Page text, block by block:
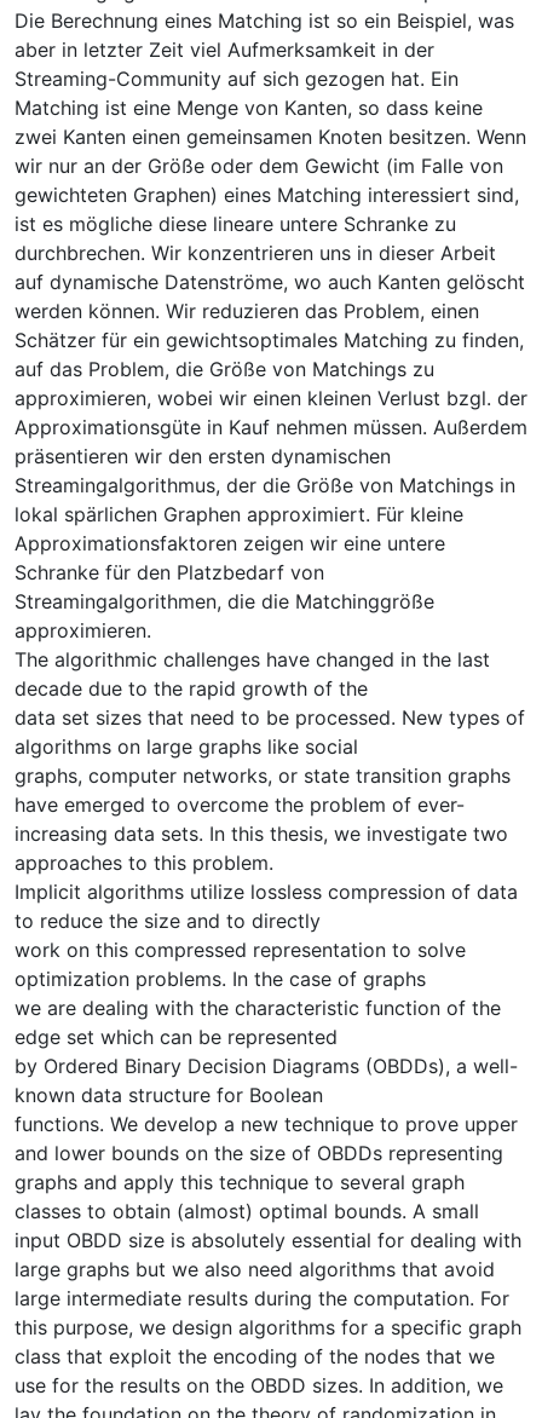
Die Berechnung eines Matching ist so ein Beispiel, was
aber in letzter Zeit viel Aufmerksamkeit in der
Streaming-Community auf sich gezogen hat. Ein
Matching ist eine Menge von Kanten, so dass keine
zwei Kanten einen gemeinsamen Knoten besitzen. Wenn
wir nur an der Größe oder dem Gewicht (im Falle von
gewichteten Graphen) eines Matching interessiert sind,
ist es mögliche diese lineare untere Schranke zu
durchbrechen. Wir konzentrieren uns in dieser Arbeit
auf dynamische Datenströme, wo auch Kanten gelöscht
werden können. Wir reduzieren das Problem, einen
Schätzer für ein gewichtsoptimales Matching zu finden,
auf das Problem, die Größe von Matchings zu
approximieren, wobei wir einen kleinen Verlust bzgl. der
Approximationsgüte in Kauf nehmen müssen. Außerdem
präsentieren wir den ersten dynamischen
Streamingalgorithmus, der die Größe von Matchings in
lokal spärlichen Graphen approximiert. Für kleine
Approximationsfaktoren zeigen wir eine untere
Schranke für den Platzbedarf von
Streamingalgorithmen, die die Matchinggröße
approximieren.
The algorithmic challenges have changed in the last
decade due to the rapid growth of the
data set sizes that need to be processed. New types of
algorithms on large graphs like social
graphs, computer networks, or state transition graphs
have emerged to overcome the problem of ever-
increasing data sets. In this thesis, we investigate two
approaches to this problem.
Implicit algorithms utilize lossless compression of data
to reduce the size and to directly
work on this compressed representation to solve
optimization problems. In the case of graphs
we are dealing with the characteristic function of the
edge set which can be represented
by Ordered Binary Decision Diagrams (OBDDs), a well-
known data structure for Boolean
functions. We develop a new technique to prove upper
and lower bounds on the size of OBDDs representing
graphs and apply this technique to several graph
classes to obtain (almost) optimal bounds. A small
input OBDD size is absolutely essential for dealing with
large graphs but we also need algorithms that avoid
large intermediate results during the computation. For
this purpose, we design algorithms for a specific graph
class that exploit the encoding of the nodes that we
use for the results on the OBDD sizes. In addition, we